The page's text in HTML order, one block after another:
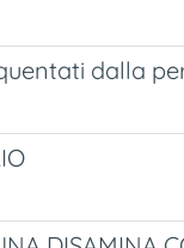
dalla